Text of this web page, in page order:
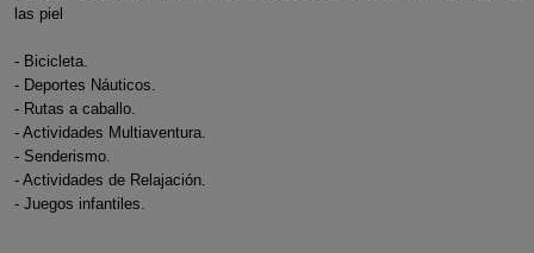
las piel
- Bicicleta.
- Deportes Náuticos.
- Rutas a caballo.
- Actividades Multiaventura.
- Senderismo.
- Actividades de Relajación.
- Juegos infantiles.